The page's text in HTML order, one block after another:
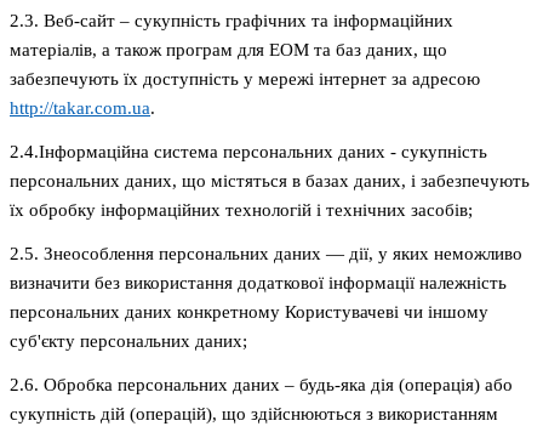
2.3. Веб-сайт – сукупність графічних та інформаційних
матеріалів, а також програм для ЕОМ та баз даних, що
забезпечують їх доступність у мережі інтернет за адресою
http://takar.com.ua.
2.4.Інформаційна система персональних даних - сукупність
персональних даних, що містяться в базах даних, і забезпечують
їх обробку інформаційних технологій і технічних засобів;
2.5. Знеособлення персональних даних — дії, у яких неможливо
визначити без використання додаткової інформації належність
персональних даних конкретному Користувачеві чи іншому
суб'єкту персональних даних;
2.6. Обробка персональних даних – будь-яка дія (операція) або
сукупність дій (операцій), що здійснюються з використанням